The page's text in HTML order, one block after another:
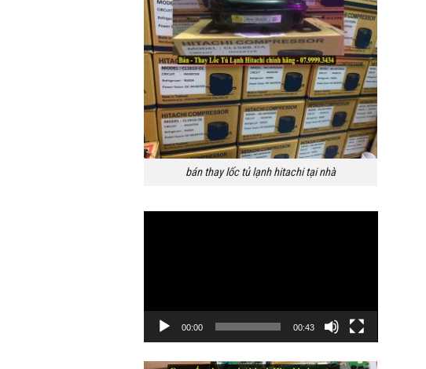
bán thay lốc tủ lạnh hitachi tại nhà
00:00 00:43